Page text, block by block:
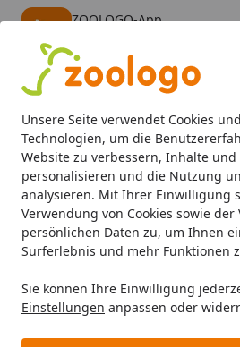
Unsere Seite verwendet Cookies
Technologien, um die
Website zu verbessern, Inhalte und
personalisieren und die Nutzung
analysieren. Mit Ihrer Einwilligung
Verwendung von Cookies sowie
persönlichen Daten zu, um Ihnen
Surferlebnis und mehr Funktionen
Sie können Ihre Einwilligung
Einstellungen anpassen oder
ZOOLOGO-App
Alle Produkte
Mein Konto
Suchen
Startseite
Tetra Wasseraufbereitung
Tetra
Tetra Wasseraufbereitung bei
Haustier. Unser Sortiment
und Zubehör für unterschiedliche